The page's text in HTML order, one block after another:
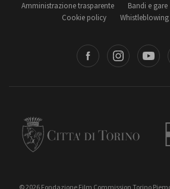
Amministrazione trasparente Bandi e gare
Cookie policy
Whistleblowing
Vimeo
Regione Piemonte
© 2026 Fondazione Film Commission Torino